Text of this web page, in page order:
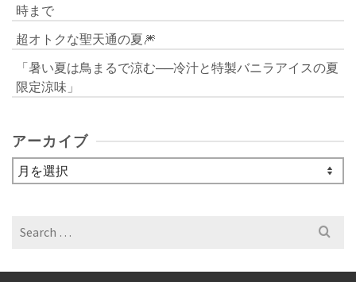
時まで
超オトクな聖天通の夏🎆
「暑い夏は鳥まるで涼む──冷汁と特製バニラアイスの夏
限定涼味」
アーカイブ
ア
ー
Search